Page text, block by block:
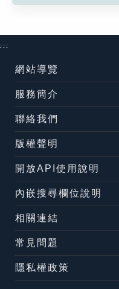
:::
網站導覽
服務簡介
聯絡我們
版權聲明
開放API使用說明
內嵌搜尋欄位說明
相關連結
常見問題
隱私權政策